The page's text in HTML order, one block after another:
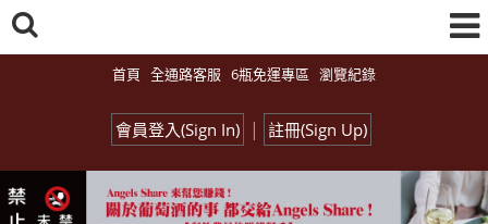
首頁 全通路客服 6瓶免運專區 瀏覽紀錄
會員登入(Sign In) | 註冊(Sign Up)